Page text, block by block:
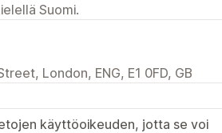
Suomi.
London, ENG, E1 0FD, GB
käyttöoikeuden, jotta se voi